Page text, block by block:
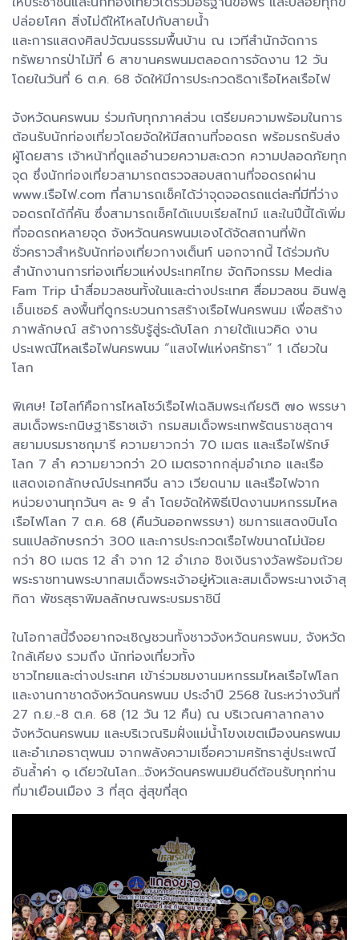
ปล่อยโศก สิ่งไม่ดีให้ไหลไปกับสายน้ำ
และการแสดงศิลปวัฒนธรรมพื้นบ้าน ณ เวทีสำนักจัดการ
ทรัพยากรป่าไม้ที่ 6 สาขานครพนมตลอดการจัดงาน 12 วัน
โดยในวันที่ 6 ต.ค. 68 จัดให้มีการประกวดธิดาเรือไหลเรือไฟ
จังหวัดนครพนม ร่วมกับทุกภาคส่วน เตรียมความพร้อมในการ
ต้อนรับนักท่องเที่ยวโดยจัดให้มีสถานที่จอดรถ พร้อมรถรับส่ง
ผู้โดยสาร เจ้าหน้าที่ดูแลอำนวยความสะดวก ความปลอดภัยทุก
จุด ซึ่งนักท่องเที่ยวสามารถตรวจสอบสถานที่จอดรถผ่าน
www.เรือไฟ.com ที่สามารถเช็คได้ว่าจุดจอดรถแต่ละที่มีที่ว่าง
จอดรถได้กี่คัน ซึ่งสามารถเช็คได้แบบเรียลไทม์ และในปีนี้ได้เพิ่ม
ที่จอดรถหลายจุด จังหวัดนครพนมเองได้จัดสถานที่พัก
ชั่วคราวสำหรับนักท่องเที่ยวกางเต็นท์ นอกจากนี้ ได้ร่วมกับ
สำนักงานการท่องเที่ยวแห่งประเทศไทย จัดกิจกรรม Media
Fam Trip นำสื่อมวลชนทั้งในและต่างประเทศ สื่อมวลชน อินฟลู
เอ็นเซอร์ ลงพื้นที่ดูกระบวนการสร้างเรือไฟนครพนม เพื่อสร้าง
ภาพลักษณ์ สร้างการรับรู้สู่ระดับโลก ภายใต้แนวคิด งาน
ประเพณีไหลเรือไฟนครพนม “แสงไฟแห่งศรัทธา” 1 เดียวใน
โลก
พิเศษ! ไฮไลท์คือการไหลโชว์เรือไฟเฉลิมพระเกียรติ ๗๐ พรรษา
สมเด็จพระกนิษฐาธิราชเจ้า กรมสมเด็จพระเทพรัตนราชสุดาฯ
สยามบรมราชกุมารี ความยาวกว่า 70 เมตร และเรือไฟรักษ์
โลก 7 ลำ ความยาวกว่า 20 เมตรจากกลุ่มอำเภอ และเรือ
แสดงเอกลักษณ์ประเทศจีน ลาว เวียดนาม และเรือไฟจาก
หน่วยงานทุกวันๆ ละ 9 ลำ โดยจัดให้พิธีเปิดงานมหกรรมไหล
เรือไฟโลก 7 ต.ค. 68 (คืนวันออกพรรษา) ชมการแสดงบินโด
รนแปลอักษรกว่า 300 และการประกวดเรือไฟขนาดไม่น้อย
กว่า 80 เมตร 12 ลำ จาก 12 อำเภอ ชิงเงินรางวัลพร้อมถ้วย
พระราชทานพระบาทสมเด็จพระเจ้าอยู่หัวและสมเด็จพระนางเจ้าสุ
ทิดา พัชรสุธาพิมลลักษณพระบรมราชินี
ในโอกาสนี้จึงอยากจะเชิญชวนทั้งชาวจังหวัดนครพนม, จังหวัด
ใกล้เคียง รวมถึง นักท่องเที่ยวทั้ง
ชาวไทยและต่างประเทศ เข้าร่วมชมงานมหกรรมไหลเรือไฟโลก
และงานกาชาดจังหวัดนครพนม ประจำปี 2568 ในระหว่างวันที่
27 ก.ย.-8 ต.ค. 68 (12 วัน 12 คืน) ณ บริเวณศาลากลาง
จังหวัดนครพนม และบริเวณริมฝั่งแม่น้ำโขงเขตเมืองนครพนม
และอำเภอธาตุพนม จากพลังความเชื่อความศรัทธาสู่ประเพณี
อันล้ำค่า ๑ เดียวในโลก...จังหวัดนครพนมยินดีต้อนรับทุกท่าน
ที่มาเยือนเมือง 3 ที่สุด สู่สุขที่สุด